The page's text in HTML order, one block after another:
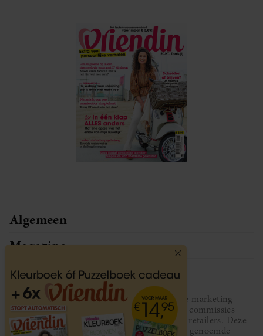
Algemeen
Magazine
Service
Vriendin participeert in diverse affiliate marketing
programma’s, dat houdt in dat Vriendin commissies
ontvangt voor aankopen middels links van retailers. Deze
website wordt niet gesponsord door de genoemde